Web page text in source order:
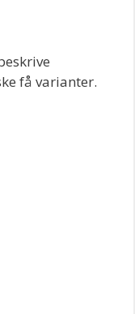
få varianter.